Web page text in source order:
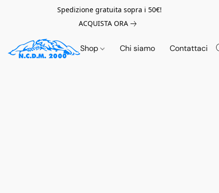
Spedizione gratuita sopra i 50€!
ACQUISTA ORA
Shop Chi siamo Contattaci